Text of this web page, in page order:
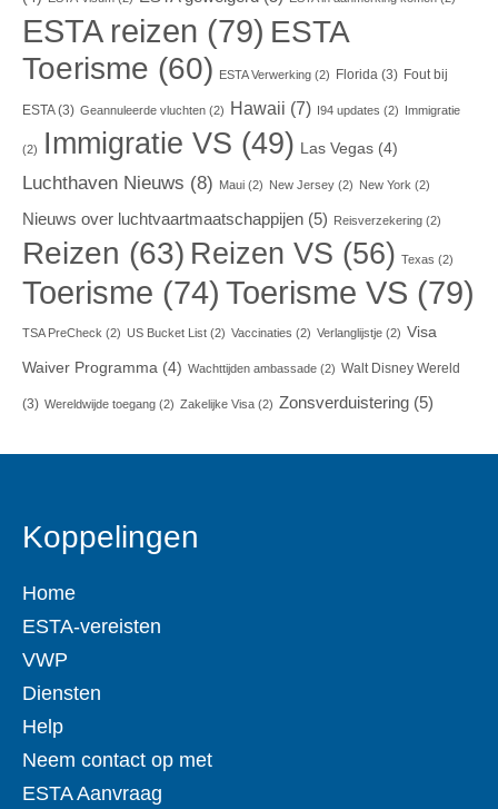
ESTA reizen (79) ESTA
Toerisme (60) ESTA Verwerking (2) Florida (3) Fout bij
ESTA(3) Geannuleerde vluchten (2) Hawaii (7) I94 updates (2) Immigratie
(2) Immigratie VS (49) Las Vegas (4)
Luchthaven Nieuws (8) Maui (2) New Jersey (2) New York (2)
Nieuws over luchtvaartmaatschappijen (5) Reisverzekering (2)
Reizen (63) Reizen VS (56) Texas (2)
Toerisme (74) Toerisme VS (79)
TSA PreCheck (2) US Bucket List (2) Vaccinaties (2) Verlanglijstje (2) Visa
Waiver Programma (4) Wachttijden ambassade (2) Walt Disney Wereld
(3) Wereldwijde toegang (2) Zakelijke Visa (2) Zonsverduistering (5)
Koppelingen
Home
ESTA-vereisten
VWP
Diensten
Help
Neem contact op met
ESTA Aanvraag